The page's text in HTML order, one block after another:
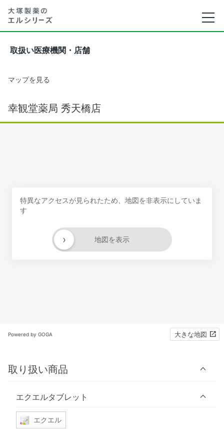
取扱い医療機関・店舗
マップを見る
幸観堂薬局 秀天橋店
特異なアクセスが見られたため、地図を非表示にしていま
す
地図を表示
›
Powered by GOGA 大きな地図
取り扱い商品
エクエルタブレット
エクエル